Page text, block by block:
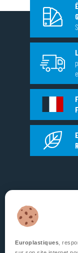
5, Rue Jean
Zone d’Activité
53810 CHANGÉ
Europlastiques ,